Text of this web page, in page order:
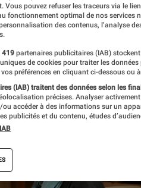
Vous pouvez refuser les traceurs via le
fonctionnement optimal de nos services
des contenus, l’analyse
419 partenaires publicitaires (IAB)
de cookies pour traiter les
préférences en cliquant ci-dessous ou
(IAB) traitent des données selon les
précises. Analyser
ou accéder à des informations sur un
publicités et du contenu, études